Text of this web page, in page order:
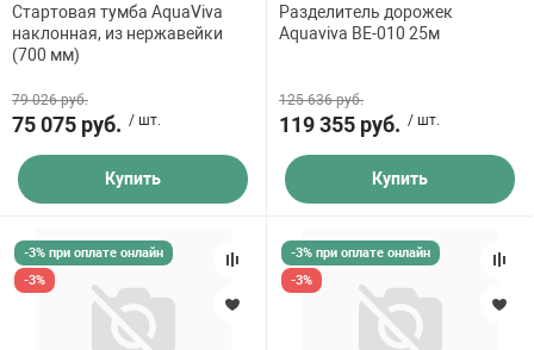
Стартовая тумба AquaViva
наклонная, из нержавейки
(700 мм)
79 026 руб.
75 075 руб. / шт.
Купить
Разделитель дорожек
Aquaviva BE-010 25м
125 636 руб.
119 355 руб. / шт.
Купить
-3% при оплате онлайн
-3%
-3% при оплате онлайн
-3%